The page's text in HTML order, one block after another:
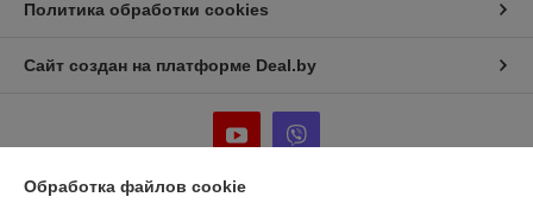
Политика обработки cookies
Сайт создан на платформе Deal.by
Обработка файлов cookie